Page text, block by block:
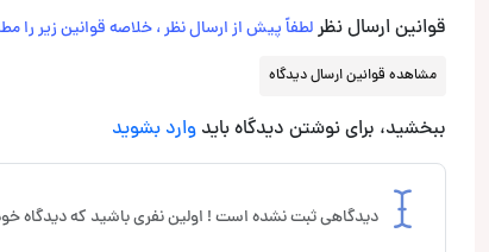
قوانین ارسال نظرلطفاً پیش از ارسال نظر ، خلاصه قوانین زیر را
مشاهده قوانین ارسال دیدگاه
ببخشید، برای نوشتن دیدگاه باید وارد بشوید
دیدگاهی ثبت نشده است ! اولین نفری باشید که دیدگاه